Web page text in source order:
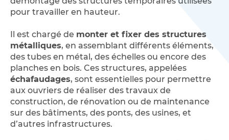
pour travailler en hauteur.
Il est chargé de monter et fixer des structures
métalliques, en assemblant différents éléments,
des tubes en métal, des échelles ou encore des
planches en bois. Ces structures, appelées
échafaudages, sont essentielles pour permettre
aux ouvriers de réaliser des travaux de
construction, de rénovation ou de maintenance
sur des bâtiments, des ponts, des usines, et
d’autres infrastructures.